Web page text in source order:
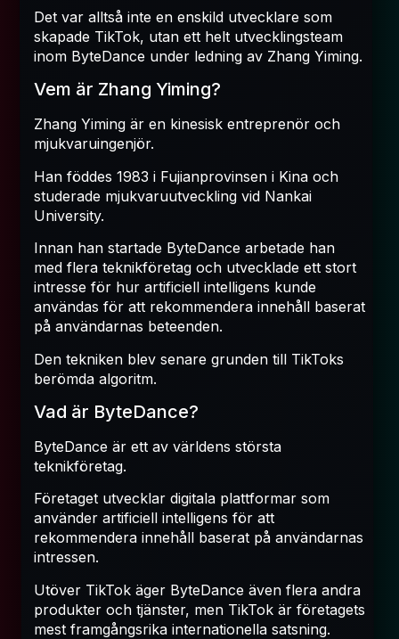
Det var alltså inte en enskild utvecklare som
skapade TikTok, utan ett helt utvecklingsteam
inom ByteDance under ledning av Zhang Yiming.
Vem är Zhang Yiming?
Zhang Yiming är en kinesisk entreprenör och
mjukvaruingenjör.
Han föddes 1983 i Fujianprovinsen i Kina och
studerade mjukvaruutveckling vid Nankai
University.
Innan han startade ByteDance arbetade han
med flera teknikföretag och utvecklade ett stort
intresse för hur artificiell intelligens kunde
användas för att rekommendera innehåll baserat
på användarnas beteenden.
Den tekniken blev senare grunden till TikToks
berömda algoritm.
Vad är ByteDance?
ByteDance är ett av världens största
teknikföretag.
Företaget utvecklar digitala plattformar som
använder artificiell intelligens för att
rekommendera innehåll baserat på användarnas
intressen.
Utöver TikTok äger ByteDance även flera andra
produkter och tjänster, men TikTok är företagets
mest framgångsrika internationella satsning.